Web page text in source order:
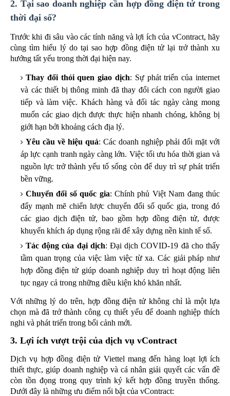
2. Tại sao doanh nghiệp cần hợp đồng điện tử trong
thời đại số?
Trước khi đi sâu vào các tính năng và lợi ích của vContract, hãy
cùng tìm hiểu lý do tại sao hợp đồng điện tử lại trở thành xu
hướng tất yếu trong thời đại hiện nay.
Thay đổi thói quen giao dịch: Sự phát triển của internet
và các thiết bị thông minh đã thay đổi cách con người giao
tiếp và làm việc. Khách hàng và đối tác ngày càng mong
muốn các giao dịch được thực hiện nhanh chóng, không bị
giới hạn bởi khoảng cách địa lý.
Yêu cầu về hiệu quả: Các doanh nghiệp phải đối mặt với
áp lực cạnh tranh ngày càng lớn. Việc tối ưu hóa thời gian và
nguồn lực trở thành yếu tố sống còn để duy trì sự phát triển
bền vững.
Chuyển đổi số quốc gia: Chính phủ Việt Nam đang thúc
đẩy mạnh mẽ chiến lược chuyển đổi số quốc gia, trong đó
các giao dịch điện tử, bao gồm hợp đồng điện tử, được
khuyến khích áp dụng rộng rãi để xây dựng nền kinh tế số.
Tác động của đại dịch: Đại dịch COVID-19 đã cho thấy
tầm quan trọng của việc làm việc từ xa. Các giải pháp như
hợp đồng điện tử giúp doanh nghiệp duy trì hoạt động liên
tục ngay cả trong những điều kiện khó khăn nhất.
Với những lý do trên, hợp đồng điện tử không chỉ là một lựa
chọn mà đã trở thành công cụ thiết yếu để doanh nghiệp thích
nghi và phát triển trong bối cảnh mới.
3. Lợi ích vượt trội của dịch vụ vContract
Dịch vụ hợp đồng điện tử Viettel mang đến hàng loạt lợi ích
thiết thực, giúp doanh nghiệp và cá nhân giải quyết các vấn đề
còn tồn đọng trong quy trình ký kết hợp đồng truyền thống.
Dưới đây là những ưu điểm nổi bật của vContract: